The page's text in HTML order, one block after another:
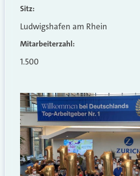
Sitz:
Ludwigshafen am Rhein
Mitarbeiterzahl:
1.500